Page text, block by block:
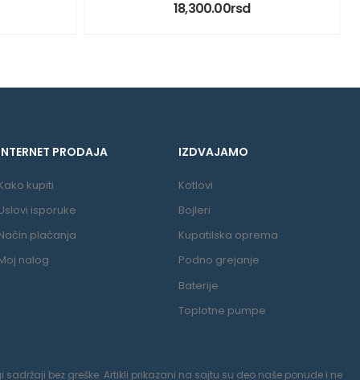
18,300.00rsd
PRODAJA
kupiti
isporuke
plaćanja
nalog
IZDVAJAMO
Kotlovi
Bojleri
Kupatilska oprema
Podno grejanje
Baterije
Toplotne pumpe
bez greške. Artikli prikazani na sajtu su deo naše ponude i ne